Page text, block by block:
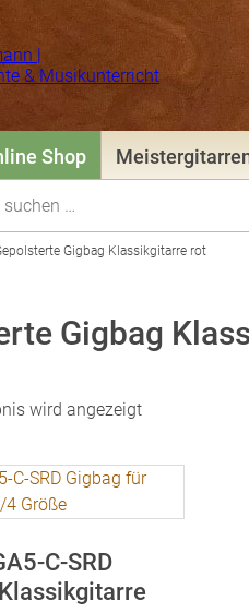
Shop
Gigbag Klassikgitarre rot
Gigbag
wird angezeigt
C-SRD